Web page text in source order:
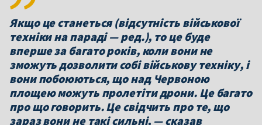
Якщо це станеться (відсутність військової
техніки на параді — ред.), то це буде
вперше за багато років, коли вони не
зможуть дозволити собі військову техніку, і
вони побоюються, що над Червоною
площею можуть пролетіти дрони. Це багато
про що говорить. Це свідчить про те, що
зараз вони не такі сильні, — сказав